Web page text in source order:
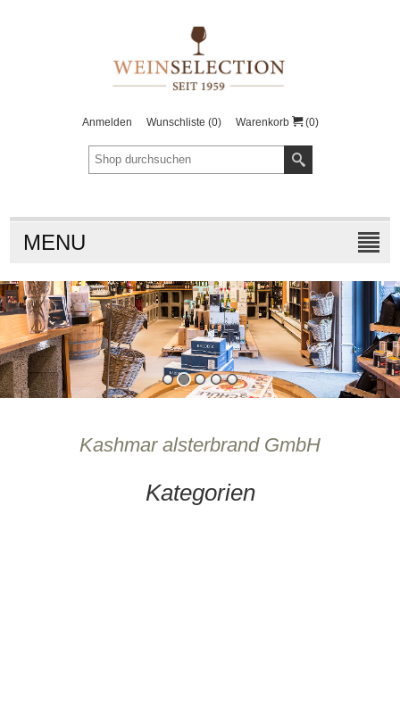
Anmelden Wunschliste (0) Warenkorb (0)
MENU
Kashmar alsterbrand GmbH
Kategorien